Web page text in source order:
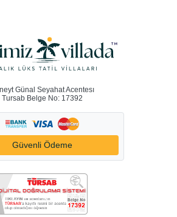
Günal Seyahat Acentesı
Tursab Belge No: 17392
Güvenli Ödeme